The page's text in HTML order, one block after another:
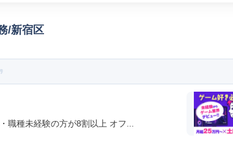
/新宿区
職種未経験の方が8割以上 オフ...